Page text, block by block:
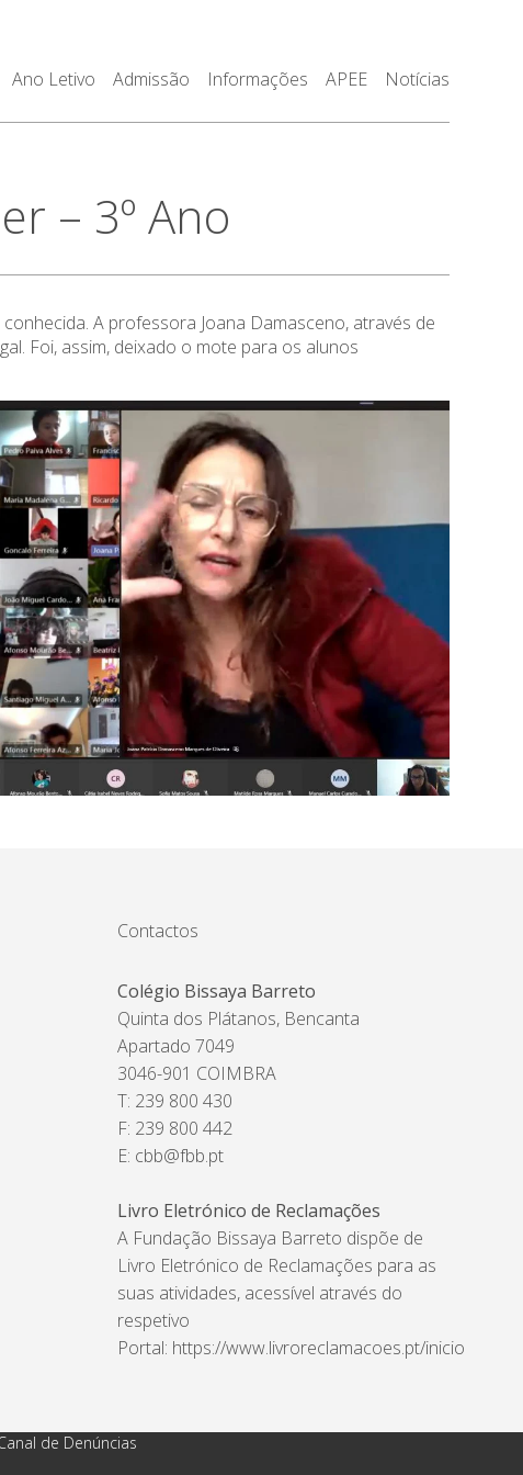
Ano Letivo Admissão Informações APEE Notícias
– 3º Ano
A professora Joana Damasceno, através de
Foi, assim, deixado o mote para os alunos
Contactos
Colégio Bissaya Barreto
Quinta dos Plátanos, Bencanta
Apartado 7049
3046-901 COIMBRA
T: 239 800 430
F: 239 800 442
E: cbb@fbb.pt
Livro Eletrónico de Reclamações
A Fundação Bissaya Barreto dispõe de
Livro Eletrónico de Reclamações para as
suas atividades, acessível através do
respetivo
Portal: https://www.livroreclamacoes.pt/inicio
de Denúncias